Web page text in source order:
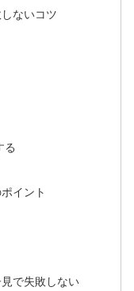
ないコツ
る
イント
で失敗しない